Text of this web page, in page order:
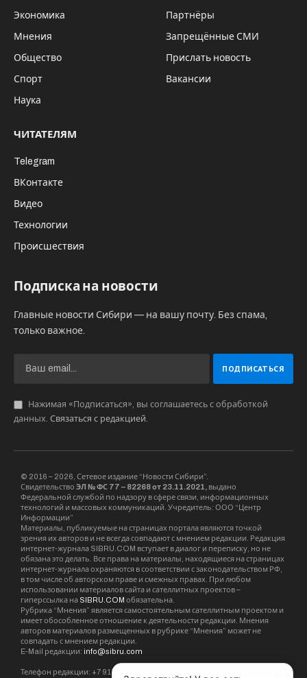
Экономика
Мнения
Общество
Спорт
Наука
Партнёры
Запрещённые СМИ
Прислать новость
Вакансии
ЧИТАТЕЛЯМ
Telegram
ВКонтакте
Видео
Технологии
Происшествия
Подписка на новости
Главные новости Сибири — на вашу почту. Без спама,
только важное.
Нажимая «Подписаться», вы соглашаетесь с обработкой
данных. Связаться с редакцией
© 2016 – 2026, Сетевое издание “Новости Сибири”.
Свидетельство ЭЛ № ФС 77 – 82268 от 23.11.2021, выдано
Федеральной службой по надзору в сфере связи, информационных
технологий и массовых коммуникаций. Учредитель: ООО “Центр
Информации”
Материалы, публикуемые на страницах портала являются точкой
зрения их авторов и не всегда совпадают с мнением редакции. Редакция
интернет-журнала SIBRU.COM вступает в диалог и переписку, но не
обязана это делать. Все права на материалы, находящиеся на страницах
интернет-журнала охраняются в соответствии с законодательством РФ,
в том числе об авторском праве и смежных правах. При любом
использовании материалов сайта и сателлитных проектов –
гиперссылка на SIBRU.COM обязательна.
Рубрика “Мнения” является самостоятельным сателлитным проектом и
имеет обособленное отношение к деятельности редакции. Мнения
авторов материалов размещенных в рубрике “Мнения” может не
совпадать с мнением редакции.
E-Mail редакции: info@sibru.com
Телефон редакции: +7 913 002 24 80